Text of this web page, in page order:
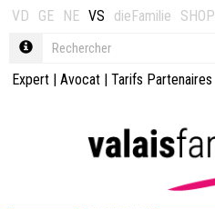
VD GE NE VS dieFamilie SHOP
Expert | Avocat | Tarifs Partenaires